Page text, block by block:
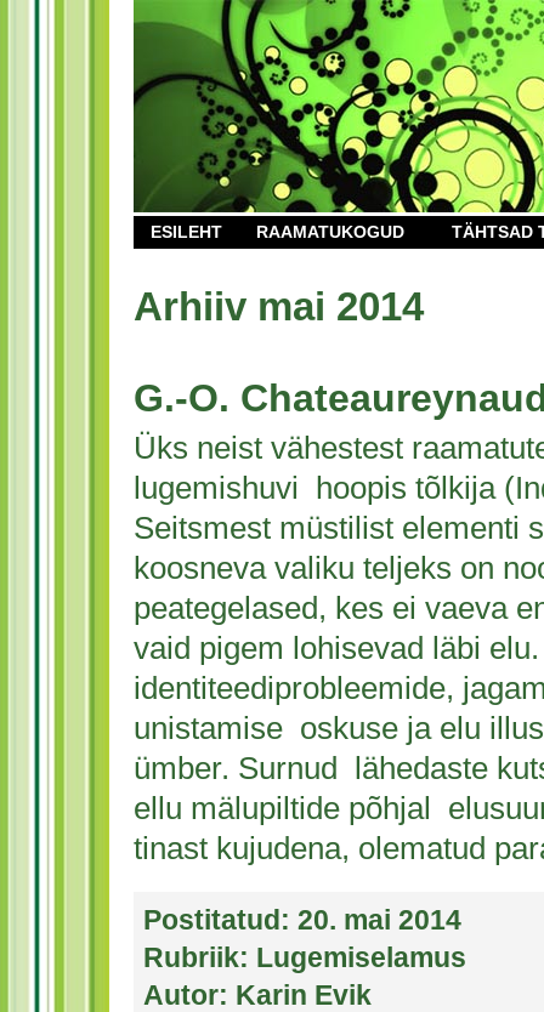
ESILEHT RAAMATUKOGUD TÄHTSAD
Arhiiv mai 2014
G.-O.
Üks neist vähestest
lugemishuvi hoopis tõlkija
Seitsmest müstilist elementi
koosneva valiku teljeks on
peategelased, kes ei vaeva
vaid pigem lohisevad läbi
identiteediprobleemide,
unistamise oskuse ja elu
ümber. Surnud lähedaste
ellu mälupiltide põhjal
tinast kujudena, olematud
Postitatud: 20. mai 2014
Rubriik: Lugemiselamus
Autor: Karin Evik